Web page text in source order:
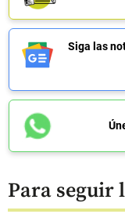
Siga las
Para seguir